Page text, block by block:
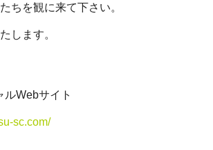
ちを観に来て下さい。
します。
Webサイト
sc.com/